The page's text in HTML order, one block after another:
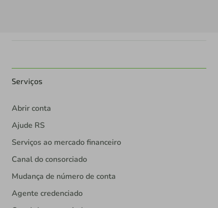
Serviços
Abrir conta
Ajude RS
Serviços ao mercado financeiro
Canal do consorciado
Mudança de número de conta
Agente credenciado